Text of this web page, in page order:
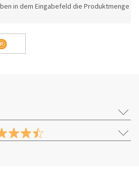
in dem Eingabefeld die Produktmenge